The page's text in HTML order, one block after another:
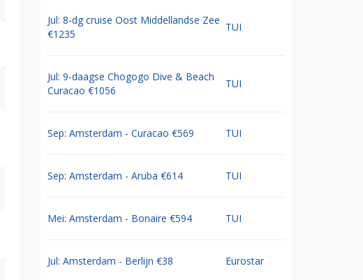
Jul: 8-dg cruise Oost Middellandse Zee
€1235
TUI
Jul: 9-daagse Chogogo Dive & Beach
Curacao €1056
TUI
Sep: Amsterdam - Curacao €569 TUI
Sep: Amsterdam - Aruba €614 TUI
Mei: Amsterdam - Bonaire €594 TUI
Jul: Amsterdam - Berlijn €38 Eurostar